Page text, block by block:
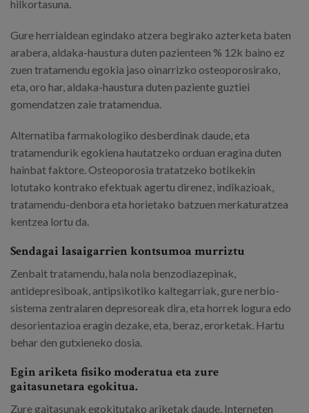
hilkortasuna.
Gure herrialdean egindako atzera begirako azterketa baten
arabera, aldaka-haustura duten pazienteen % 12k baino ez
zuen tratamendu egokia jaso oinarrizko osteoporosirako,
eta, oro har, aldaka-haustura duten paziente guztiei
gomendatzen zaie tratamendua.
Alternatiba farmakologiko desberdinak daude, eta
tratamendurik egokiena hautatzeko orduan eragina duten
hainbat faktore. Osteoporosia tratatzeko botikekin
lotutako kontrako efektuak agertu direnez, indikazioak,
tratamendu-denbora eta horietako batzuen merkaturatzea
kentzea lortu da.
Sendagai lasaigarrien kontsumoa murriztu
Zenbait tratamendu, hala nola benzodiazepinak,
antidepresiboak, antipsikotiko kaltegarriak, gure nerbio-
sistema zentralaren depresoreak dira, eta horrek logura edo
desorientazioa eragin dezake, eta, beraz, erorketak. Hartu
behar den gutxieneko dosia.
Egin ariketa fisiko moderatua eta zure
gaitasunetara egokitua.
Zure gaitasunak egokitutako ariketak daude. Interneten